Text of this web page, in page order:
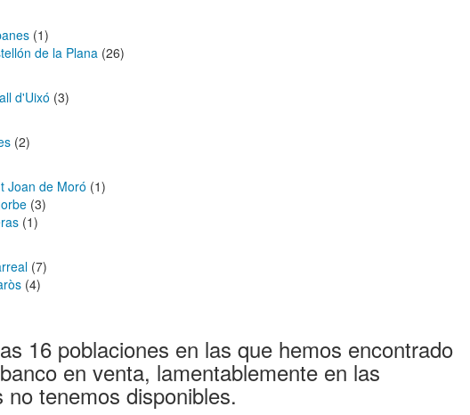
(1)
de la Plana (26)
d'Uixó (3)
(2)
Joan de Moró (1)
(3)
(1)
(7)
(4)
16 poblaciones en las que hemos encontrado
en venta, lamentablemente en las
tenemos disponibles.